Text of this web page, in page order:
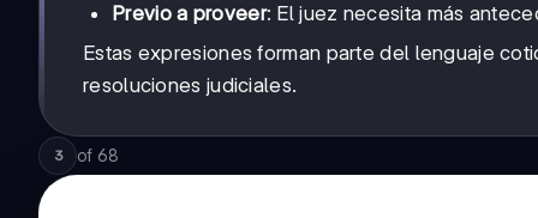
Previo a proveer: El juez necesita más
Estas expresiones forman parte del lenguaje
resoluciones judiciales.
3 of 68